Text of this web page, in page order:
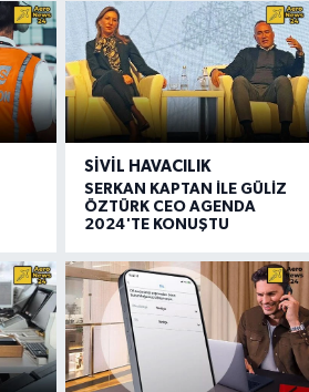
SIVIL HAVACILIK
SERKAN KAPTAN İLE GÜLİZ
ÖZTÜRK CEO AGENDA
2024'TE KONUŞTU